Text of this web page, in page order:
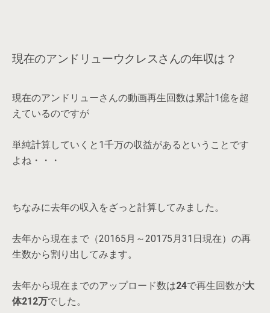
現在のアンドリューウクレスさんの年収は？
現在のアンドリューさんの動画再生回数は累計1億を超
えているのですが
単純計算していくと1千万の収益があるということです
よね・・・
ちなみに去年の収入をざっと計算してみました。
去年から現在まで（20165月～20175月31日現在）の再
生数から割り出してみます。
去年から現在までのアップロード数は24で再生回数が大
体212万でした。